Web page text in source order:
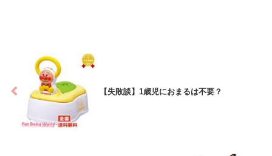
【失敗談】1歳児におまるは不要？